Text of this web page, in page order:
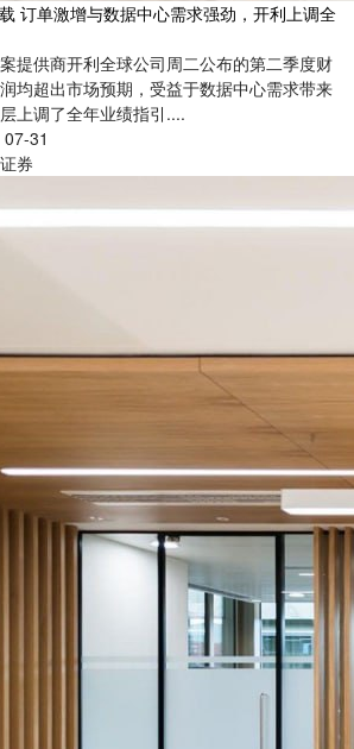
订单激增与数据中心需求强劲，开利上调全
提供商开利全球公司周二公布的第二季度财
均超出市场预期，受益于数据中心需求带来
上调了全年业绩指引....
07-31
券